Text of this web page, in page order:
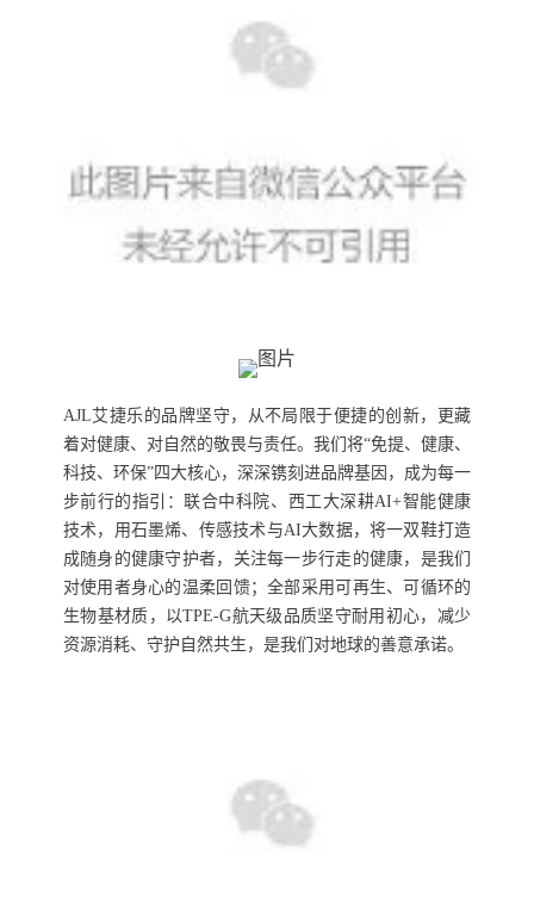
AJL艾捷乐的品牌坚守，从不局限于便捷的创新，更藏
着对健康、对自然的敬畏与责任。我们将“免提、健康、
科技、环保”四大核心，深深镌刻进品牌基因，成为每一
步前行的指引：联合中科院、西工大深耕AI+智能健康
技术，用石墨烯、传感技术与AI大数据，将一双鞋打造
成随身的健康守护者，关注每一步行走的健康，是我们
对使用者身心的温柔回馈；全部采用可再生、可循环的
生物基材质，以TPE-G航天级品质坚守耐用初心，减少
资源消耗、守护自然共生，是我们对地球的善意承诺。